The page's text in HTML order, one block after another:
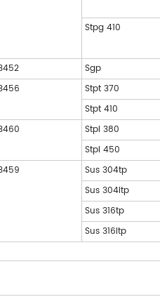
Stpg 410
Sgp
Stpt 370
Stpt 410
Stpl 380
Stpl 450
Sus 304tp
Sus 304ltp
Sus 316tp
Sus 316ltp